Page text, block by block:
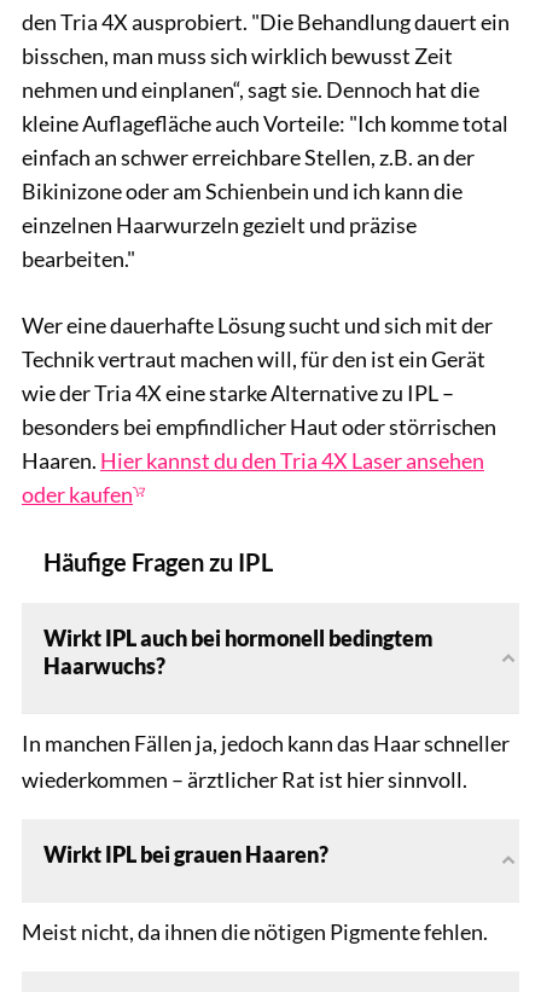
den Tria 4X ausprobiert. "Die Behandlung dauert ein
bisschen, man muss sich wirklich bewusst Zeit
nehmen und einplanen“, sagt sie. Dennoch hat die
kleine Auflagefläche auch Vorteile: "Ich komme total
einfach an schwer erreichbare Stellen, z.B. an der
Bikinizone oder am Schienbein und ich kann die
einzelnen Haarwurzeln gezielt und präzise
bearbeiten."
Wer eine dauerhafte Lösung sucht und sich mit der
Technik vertraut machen will, für den ist ein Gerät
wie der Tria 4X eine starke Alternative zu IPL –
besonders bei empfindlicher Haut oder störrischen
Haaren. Hier kannst du den Tria 4X Laser ansehen
oder kaufen
Häufige Fragen zu IPL
Wirkt IPL auch bei hormonell bedingtem
Haarwuchs?
In manchen Fällen ja, jedoch kann das Haar schneller
wiederkommen – ärztlicher Rat ist hier sinnvoll.
Wirkt IPL bei grauen Haaren?
Meist nicht, da ihnen die nötigen Pigmente fehlen.